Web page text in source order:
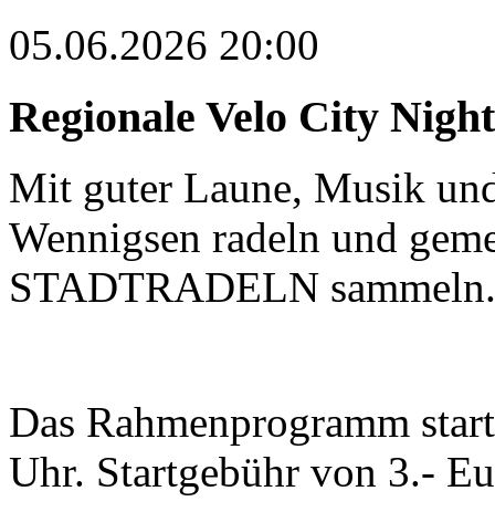
05.06.2026 20:00
Regionale Velo City
Mit guter Laune, Musik
Wennigsen radeln und
STADTRADELN sammeln.
Das Rahmenprogramm
Uhr. Startgebühr von 3.-